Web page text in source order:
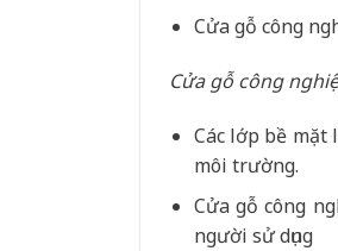
Cửa gỗ công
Cửa gỗ công
Các lớp bề mặt
môi trường.
Cửa gỗ công
người sử dụng